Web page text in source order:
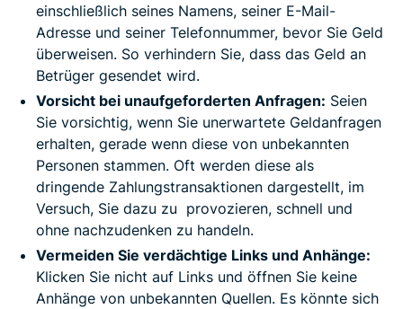
einschließlich seines Namens, seiner E-Mail-
Adresse und seiner Telefonnummer, bevor Sie Geld
überweisen. So verhindern Sie, dass das Geld an
Betrüger gesendet wird.
Vorsicht bei unaufgeforderten Anfragen: Seien
Sie vorsichtig, wenn Sie unerwartete Geldanfragen
erhalten, gerade wenn diese von unbekannten
Personen stammen. Oft werden diese als
dringende Zahlungstransaktionen dargestellt, im
Versuch, Sie dazu zu provozieren, schnell und
ohne nachzudenken zu handeln.
Vermeiden Sie verdächtige Links und Anhänge:
Klicken Sie nicht auf Links und öffnen Sie keine
Anhänge von unbekannten Quellen. Es könnte sich